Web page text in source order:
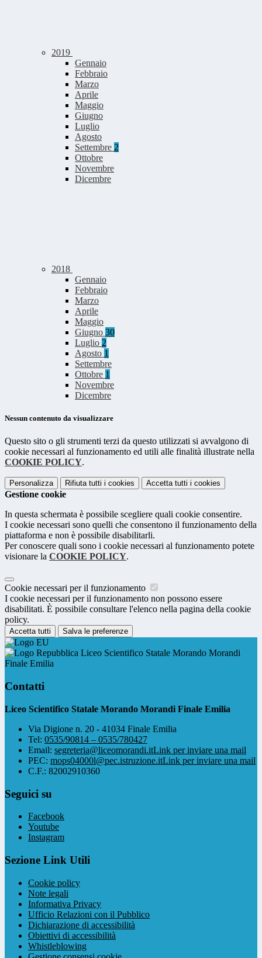
2019
Gennaio
Febbraio
Marzo
Aprile
Maggio
Giugno
Luglio
Agosto
Settembre 2
Ottobre
Novembre
Dicembre
2018
Gennaio
Febbraio
Marzo
Aprile
Maggio
Giugno 30
Luglio 2
Agosto 1
Settembre
Ottobre 1
Novembre
Dicembre
Nessun contenuto da visualizzare
Questo sito o gli strumenti terzi da questo utilizzati si avvalgono di
cookie necessari al funzionamento ed utili alle finalità illustrate nella
COOKIE POLICY.
Personalizza Rifiuta tutti i cookies Accetta tutti i cookies
Gestione cookie
In questa schermata è possibile scegliere quali cookie consentire.
I cookie necessari sono quelli che consentono il funzionamento della
piattaforma e non è possibile disabilitarli.
Per conoscere quali sono i cookie necessari al funzionamento potete
visionare la COOKIE POLICY.
Cookie necessari per il funzionamento
I cookie necessari per il funzionamento non possono essere
disabilitati. È possibile consultare l'elenco nella pagina della cookie
policy.
Accetta tutti Salva le preferenze
Liceo Scientifico Statale Morando Morandi
Finale Emilia
Contatti
Liceo Scientifico Statale Morando Morandi Finale Emilia
Via Digione n. 20 - 41034 Finale Emilia
Tel: 0535/90814 – 0535/780427
Email: segreteria@liceomorandi.itLink per inviare una mail
PEC: mops04000l@pec.istruzione.itLink per inviare una mail
C.F.: 82002910360
Seguici su
Facebook
Youtube
Instagram
Sezione Link Utili
Cookie policy
Note legali
Informativa Privacy
Ufficio Relazioni con il Pubblico
Dichiarazione di accessibilità
Obiettivi di accessibilità
Whistleblowing